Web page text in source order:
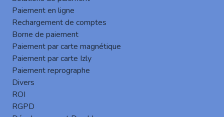
Paiement en ligne
Rechargement de comptes
Borne de paiement
Paiement par carte magnétique
Paiement par carte Izly
Paiement reprographe
Divers
ROI
RGPD
Authentification sécurisée des utilisateurs
Plusieurs
possibles pour garantir un accès sécurisé et
flexible aux MFP :